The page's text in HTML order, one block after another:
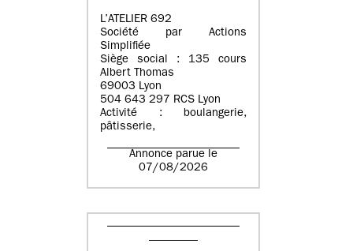
L’ATELIER 692
Société par Actions
Simplifiée
Siège social : 135 cours
Albert Thomas
69003 Lyon
504 643 297 RCS Lyon
Activité : boulangerie,
pâtisserie,
Annonce parue le
07/08/2026